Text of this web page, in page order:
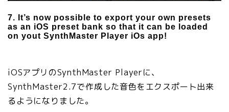
7. It’s now possible to export your own presets
as an iOS preset bank so that it can be loaded
on yout SynthMaster Player iOs app!
iOSアプリのSynthMaster Playerに、
SynthMaster2.7で作成した音色をエクスポート出来
るようになりました。